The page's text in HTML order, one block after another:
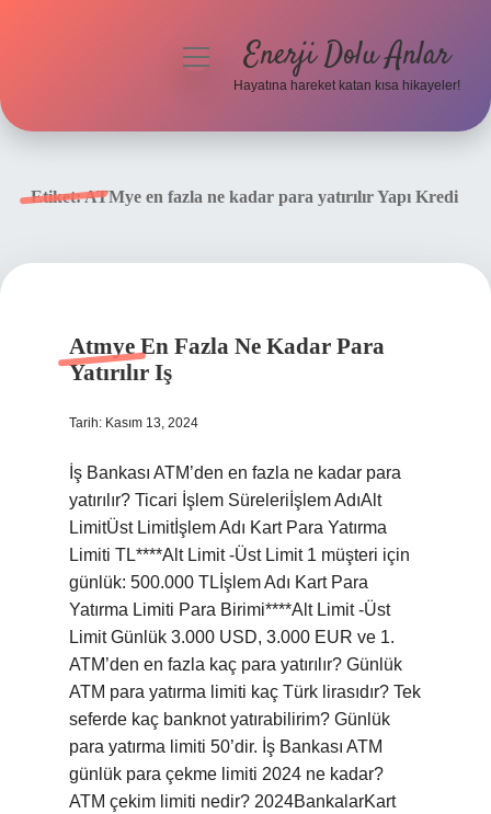
menüyüEnerji Dolu Anlar
Hayatına hareket katan kısa hikayeler!
Etiket:ATMye en fazla ne kadar para yatırılır Yapı Kredi
Atmye En Fazla Ne Kadar Para
Yatırılır Iş
Tarih: Kasım 13, 2024
İş Bankası ATM’den en fazla ne kadar para
yatırılır? Ticari İşlem Süreleriİşlem AdıAlt
LimitÜst Limitİşlem Adı ​Kart Para Yatırma
Limiti TL****Alt Limit ​-Üst Limit 1 müşteri için
günlük: 500.000 TLİşlem Adı ​Kart Para
Yatırma Limiti Para Birimi​****Alt Limit ​-Üst
Limit ​Günlük ​3.000 USD, 3.000 EUR ve 1.
ATM’den en fazla kaç para yatırılır? Günlük
ATM para yatırma limiti kaç Türk lirasıdır? Tek
seferde kaç banknot yatırabilirim? Günlük
para yatırma limiti 50’dir. İş Bankası ATM
günlük para çekme limiti 2024 ne kadar?
ATM çekim limiti nedir? 2024BankalarKart